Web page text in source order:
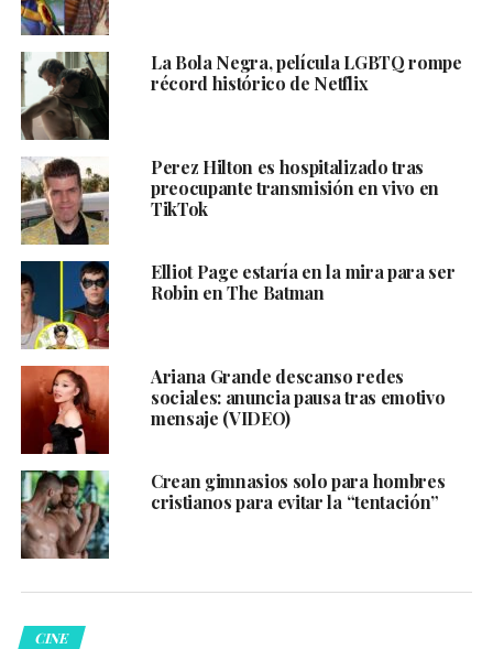
La Bola Negra, película LGBTQ rompe
récord histórico de Netflix
Perez Hilton es hospitalizado tras
preocupante transmisión en vivo en
TikTok
Elliot Page estaría en la mira para ser
Robin en The Batman
Ariana Grande descanso redes
sociales: anuncia pausa tras emotivo
mensaje (VIDEO)
Crean gimnasios solo para hombres
cristianos para evitar la “tentación”
CINE